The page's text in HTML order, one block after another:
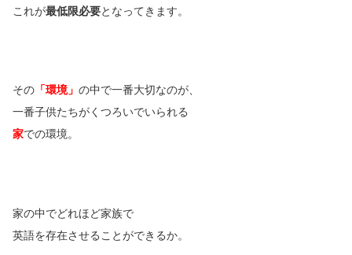
これが最低限必要となってきます。
その 「環境」 の中で一番大切なのが、
一番子供たちがくつろいでいられる
家での環境。
家の中でどれほど家族で
英語を存在させることができるか。